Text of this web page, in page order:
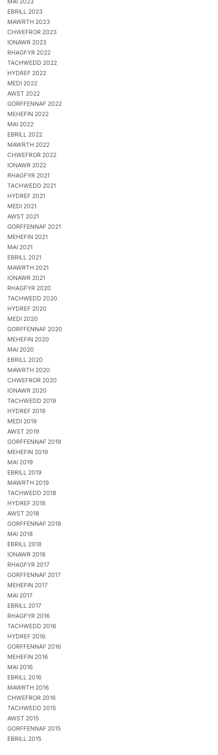
EBRILL 2023
MAWRTH 2023
CHWEFROR 2023
IONAWR 2023
RHAGFYR 2022
TACHWEDD 2022
HYDREF 2022
MEDI 2022
AWST 2022
GORFFENNAF 2022
MEHEFIN 2022
MAI 2022
EBRILL 2022
MAWRTH 2022
CHWEFROR 2022
IONAWR 2022
RHAGFYR 2021
TACHWEDD 2021
HYDREF 2021
MEDI 2021
AWST 2021
GORFFENNAF 2021
MEHEFIN 2021
MAI 2021
EBRILL 2021
MAWRTH 2021
IONAWR 2021
RHAGFYR 2020
TACHWEDD 2020
HYDREF 2020
MEDI 2020
GORFFENNAF 2020
MEHEFIN 2020
MAI 2020
EBRILL 2020
MAWRTH 2020
CHWEFROR 2020
IONAWR 2020
TACHWEDD 2019
HYDREF 2019
MEDI 2019
AWST 2019
GORFFENNAF 2019
MEHEFIN 2019
MAI 2019
EBRILL 2019
MAWRTH 2019
TACHWEDD 2018
HYDREF 2018
AWST 2018
GORFFENNAF 2018
MAI 2018
EBRILL 2018
IONAWR 2018
RHAGFYR 2017
GORFFENNAF 2017
MEHEFIN 2017
MAI 2017
EBRILL 2017
RHAGFYR 2016
TACHWEDD 2016
HYDREF 2016
GORFFENNAF 2016
MEHEFIN 2016
MAI 2016
EBRILL 2016
MAWRTH 2016
CHWEFROR 2016
TACHWEDD 2015
AWST 2015
GORFFENNAF 2015
EBRILL 2015